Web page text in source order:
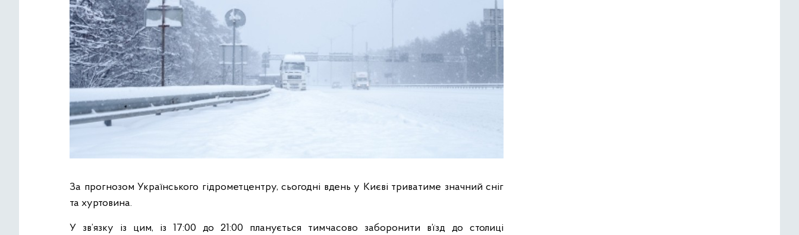
За прогнозом Українського гідрометцентру, сьогодні вдень у Києві триватиме значний сніг
та хуртовина.
У зв’язку із цим, із 17:00 до 21:00 планується тимчасово заборонити в’їзд до столиці